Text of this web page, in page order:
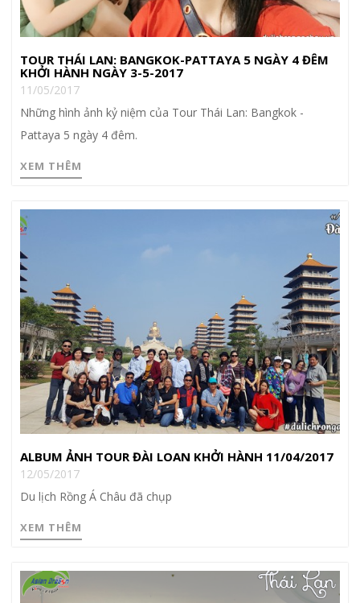
TOUR THÁI LAN: BANGKOK-PATTAYA 5 NGÀY 4 ĐÊM
KHỞI HÀNH NGÀY 3-5-2017
11/05/2017
Những hình ảnh kỷ niệm của Tour Thái Lan: Bangkok -
Pattaya 5 ngày 4 đêm.
XEM THÊM
ALBUM ẢNH TOUR ĐÀI LOAN KHỞI HÀNH 11/04/2017
12/05/2017
Du lịch Rồng Á Châu đã chụp
XEM THÊM